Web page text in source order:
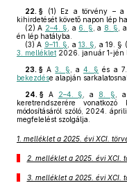
22. § (1) Ez a törvény – a
kihirdetését követő napon lép
(2) A 2–4. § , a 6. § , a 8. § ,
én lép hatályba.
(3) A 9–11. § , a 13. § , a 19.
3. melléklet 2026. január 1-jén
23. § A3. § , a4. § és a
bekezdése alapján
24. § A 2–4. § , a 8. § , a
keretrendszerére vonatkozó
módosításáról szóló, 2024.
megfelelést szolgálja.
1. melléklet a 2025. évi XCI.
2. melléklet a 2025. évi XCI.
3. melléklet a 2025. évi XCI.